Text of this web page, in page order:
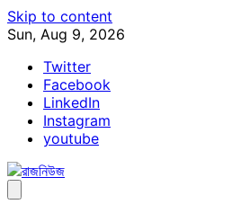
Skip to content
Sun, Aug 9, 2026
Twitter
Facebook
LinkedIn
Instagram
youtube